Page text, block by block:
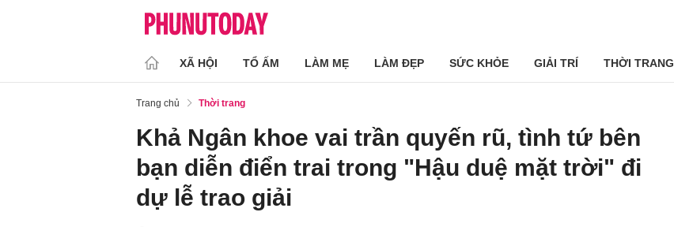
XÃ HỘI TỔ ẤM LÀM MẸ LÀM ĐẸP SỨC KHỎE GIẢI TRÍ THỜI TRANG
Trang chủ Thời trang
Khả Ngân khoe vai trần quyến rũ, tình tứ bên
bạn diễn điển trai trong "Hậu duệ mặt trời" đi
dự lễ trao giải